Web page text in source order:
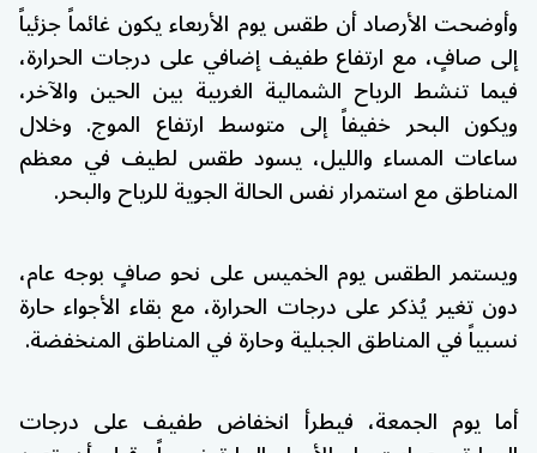
وأوضحت الأرصاد أن طقس يوم الأربعاء يكون غائماً جزئياً
إلى صافٍ، مع ارتفاع طفيف إضافي على درجات الحرارة،
فيما تنشط الرياح الشمالية الغربية بين الحين والآخر،
ويكون البحر خفيفاً إلى متوسط ارتفاع الموج. وخلال
ساعات المساء والليل، يسود طقس لطيف في معظم
المناطق مع استمرار نفس الحالة الجوية للرياح والبحر.
ويستمر الطقس يوم الخميس على نحو صافٍ بوجه عام،
دون تغير يُذكر على درجات الحرارة، مع بقاء الأجواء حارة
نسبياً في المناطق الجبلية وحارة في المناطق المنخفضة.
أما يوم الجمعة، فيطرأ انخفاض طفيف على درجات